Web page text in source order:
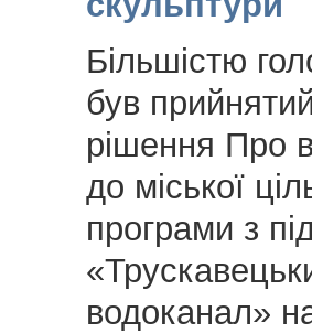
Більшістю
був
рішення Про
до міської
програми з
водоканал»